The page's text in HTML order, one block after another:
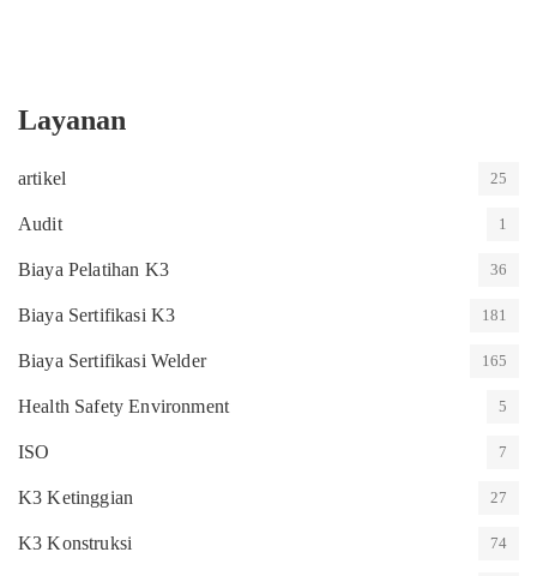
Layanan
artikel 25
Audit 1
Biaya Pelatihan K3 36
Biaya Sertifikasi K3 181
Biaya Sertifikasi Welder 165
Health Safety Environment 5
ISO 7
K3 Ketinggian 27
K3 Konstruksi 74